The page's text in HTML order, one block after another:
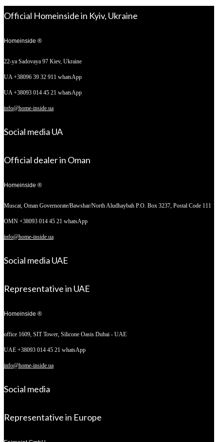
Official Homeinside in Kyiv, Ukraine
Homeinside ®
22-ya Sadovaya 97 Kiev, Ukraine
UA +38096 39 32 911 whatsApp
UA +38093 014 45 21 whatsApp
info@home-inside.ua
Social media UA
Official dealer in Oman
Homeinside ®
Muscat, Oman Governorate/Bawshar/North Aludhaybah P.O. Box 3237, Postal Code 111
OMN +38093 014 45 21 whatsApp
info@home-inside.ua
Social media UAE
Representative in UAE
Homeinside ®
office 1609, SIT Tower, Silicone Oasis Dubai - UAE
UAE +38093 014 45 21 whatsApp
info@home-inside.ua
Social media
Representative in Europe